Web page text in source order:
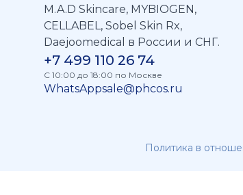
M.A.D Skincare, MYBIOGEN,
CELLABEL, Sobel Skin Rx,
Daejoomedical в России и СНГ.
+7 499 110 26 74
C 10:00 до 18:00 по Москве
WhatsAppsale@phcos.ru
Политика в